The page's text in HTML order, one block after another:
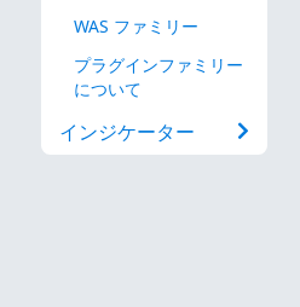
WAS ファミリー
プラグインファミリー
について
インジケーター